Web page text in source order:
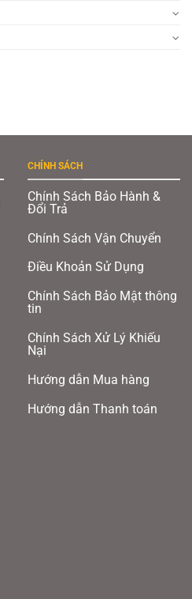
CHÍNH SÁCH
Chính Sách Bảo Hành &
Đổi Trả
Chính Sách Vận Chuyển
Điều Khoản Sử Dụng
Chính Sách Bảo Mật thông
tin
Chính Sách Xử Lý Khiếu
Nại
Hướng dẫn Mua hàng
Hướng dẫn Thanh toán